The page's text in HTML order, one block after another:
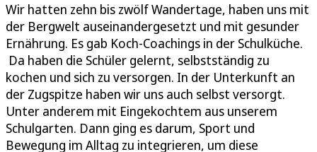
Wir hatten zehn bis zwölf Wandertage, haben uns mit
der Bergwelt auseinandergesetzt und mit gesunder
Ernährung. Es gab Koch-Coachings in der Schulküche.
Da haben die Schüler gelernt, selbstständig zu
kochen und sich zu versorgen. In der Unterkunft an
der Zugspitze haben wir uns auch selbst versorgt.
Unter anderem mit Eingekochtem aus unserem
Schulgarten. Dann ging es darum, Sport und
Bewegung im Alltag zu integrieren, um diese